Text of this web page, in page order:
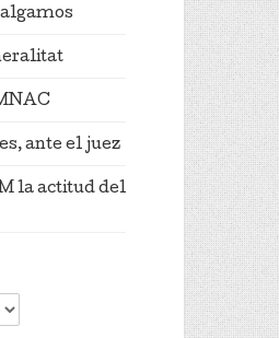
ante el juez
la actitud del